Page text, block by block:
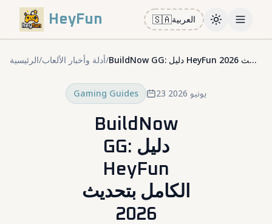
HeyFun 🇸🇦العربية ToggleOpen
الرئيسية/أدلة وأخبار الألعاب/ BuildNow GG: دليل HeyFun الكامل بتحديث 2026
Gaming Guides 23 يونيو 2026
BuildNow
GG: دليل
HeyFun
الكامل بتحديث
2026